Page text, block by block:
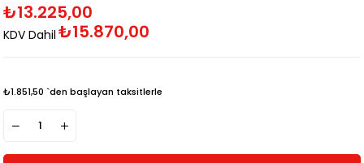
₺13.225,00
KDV Dahil ₺15.870,00
₺1.851,50 `den başlayan taksitlerle